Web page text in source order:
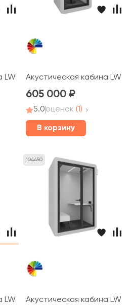
LWOP ONE felt
Акустическая кабина
605 000
5.0оценок (1)
В корзину
ONE SECURITY
104450
Акустическая кабина